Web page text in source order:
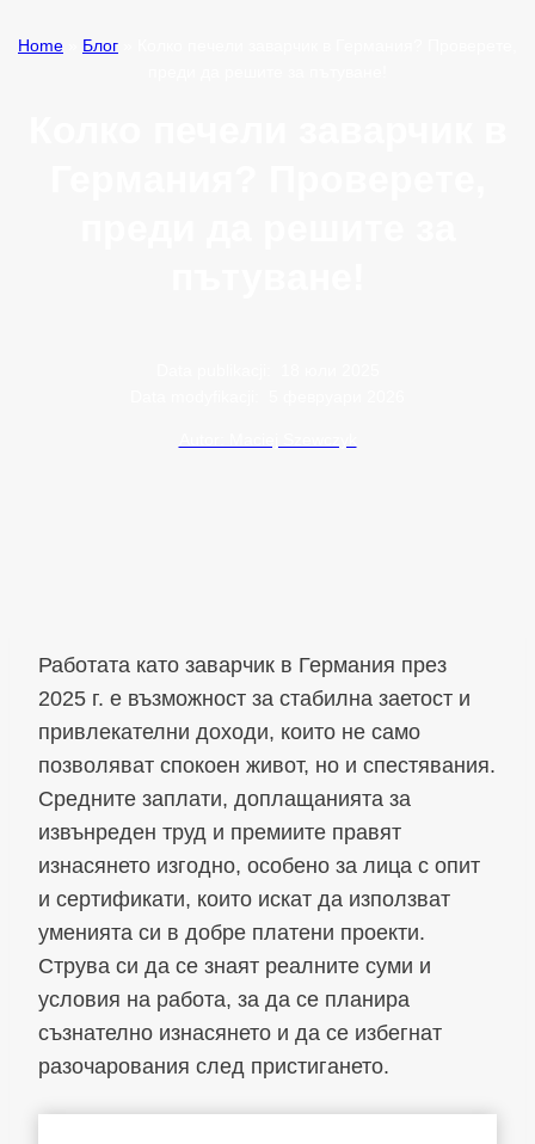
Home Блог
Работата като заварчик в Германия през
2025 г. е възможност за стабилна заетост и
привлекателни доходи, които не само
позволяват спокоен живот, но и спестявания.
Средните заплати, доплащанията за
извънреден труд и премиите правят
изнасянето изгодно, особено за лица с опит
и сертификати, които искат да използват
уменията си в добре платени проекти.
Струва си да се знаят реалните суми и
условия на работа, за да се планира
съзнателно изнасянето и да се избегнат
разочарования след пристигането.